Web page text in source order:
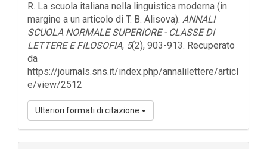
R. La scuola italiana nella linguistica moderna (in
margine a un articolo di T. B. Alisova). ANNALI
SCUOLA NORMALE SUPERIORE - CLASSE DI
LETTERE E FILOSOFIA, 5(2), 903-913. Recuperato
da
https://journals.sns.it/index.php/annalilettere/articl
e/view/2512
Ulteriori formati di citazione